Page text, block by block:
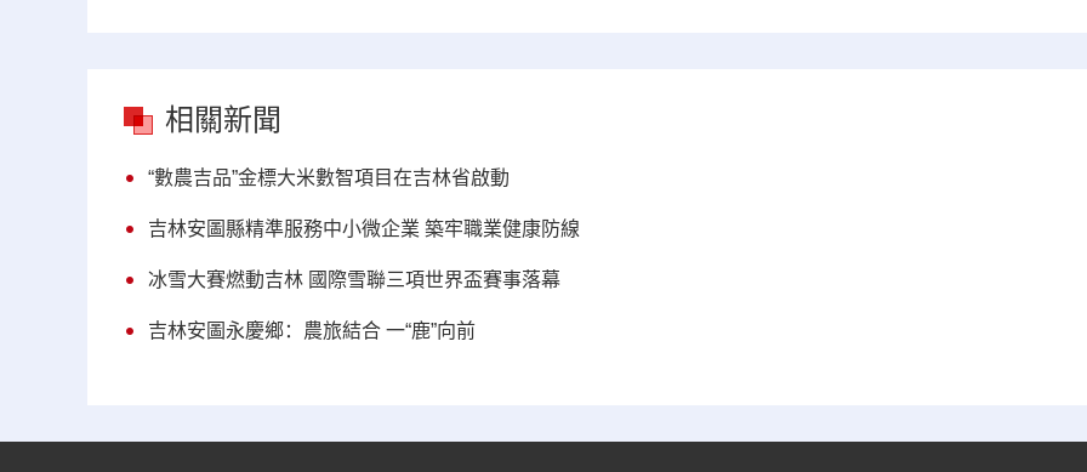
相關新聞
“數農吉品”金標大米數智項目在吉林省啟動
吉林安圖縣精準服務中小微企業 築牢職業健康防線
冰雪大賽燃動吉林 國際雪聯三項世界盃賽事落幕
吉林安圖永慶鄉：農旅結合 一“鹿”向前